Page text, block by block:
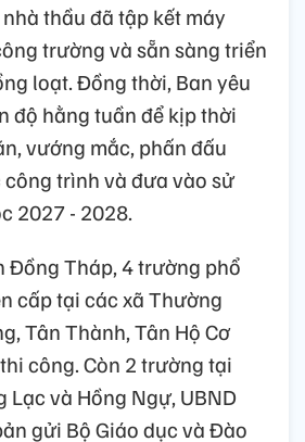
thầu đã tập kết máy
trường và sẵn sàng triển
loạt. Đồng thời, Ban yêu
độ hằng tuần để kịp thời
vướng mắc, phấn đấu
trình và đưa vào sử
2027 - 2028.
Đồng Tháp, 4 trường phổ
cấp tại các xã Thường
Tân Thành, Tân Hộ Cơ
công. Còn 2 trường tại
và Hồng Ngự, UBND
gửi Bộ Giáo dục và Đào